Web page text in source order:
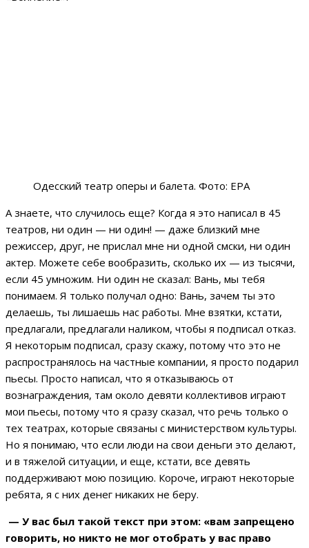
Одесский театр оперы и балета. Фото: EPA
А знаете, что случилось еще? Когда я это написал в 45
театров, ни один — ни один! — даже близкий мне
режиссер, друг, не прислал мне ни одной смски, ни один
актер. Можете себе вообразить, сколько их — из тысячи,
если 45 умножим. Ни один не сказал: Вань, мы тебя
понимаем. Я только получал одно: Вань, зачем ты это
делаешь, ты лишаешь нас работы. Мне взятки, кстати,
предлагали, предлагали наликом, чтобы я подписал отказ.
Я некоторым подписал, сразу скажу, потому что это не
распространялось на частные компании, я просто подарил
пьесы. Просто написал, что я отказываюсь от
вознаграждения, там около девяти коллективов играют
мои пьесы, потому что я сразу сказал, что речь только о
тех театрах, которые связаны с министерством культуры.
Но я понимаю, что если люди на свои деньги это делают,
и в тяжелой ситуации, и еще, кстати, все девять
поддерживают мою позицию. Короче, играют некоторые
ребята, я с них денег никаких не беру.
— У вас был такой текст при этом: «вам запрещено
говорить, но никто не мог отобрать у вас право